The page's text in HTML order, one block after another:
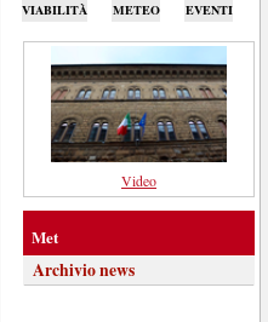
VIABILITÀ METEO EVENTI
Video
Met
Archivio news